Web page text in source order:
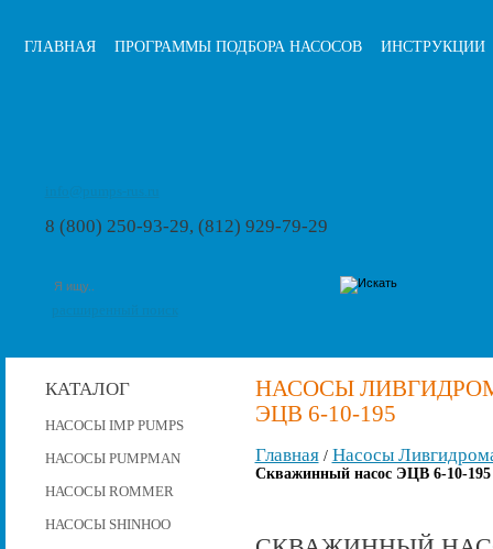
ГЛАВНАЯ ПРОГРАММЫ ПОДБОРА НАСОСОВ ИНСТРУКЦИИ
8 (800) 250-93-29, (812) 929-79-29
КАТАЛОГ
НАСОСЫ IMP PUMPS
НАСОСЫ PUMPMAN
НАСОСЫ ROMMER
НАСОСЫ SHINHOO
НАСОСЫ
ЭЦВ 6-10-195
Главная/ Насосы
Скважинный насос ЭЦВ 6-10-195